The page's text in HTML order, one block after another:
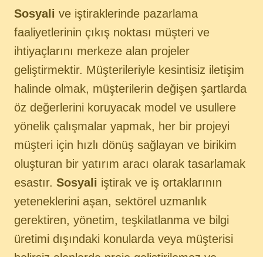
Sosyali ve iştiraklerinde pazarlama
faaliyetlerinin çıkış noktası müşteri ve
ihtiyaçlarını merkeze alan projeler
geliştirmektir. Müşterileriyle kesintisiz iletişim
halinde olmak, müşterilerin değişen şartlarda
öz değerlerini koruyacak model ve usullere
yönelik çalışmalar yapmak, her bir projeyi
müşteri için hızlı dönüş sağlayan ve birikim
oluşturan bir yatırım aracı olarak tasarlamak
esastır. Sosyali iştirak ve iş ortaklarının
yeteneklerini aşan, sektörel uzmanlık
gerektiren, yönetim, teşkilatlanma ve bilgi
üretimi dışındaki konularda veya müşterisi